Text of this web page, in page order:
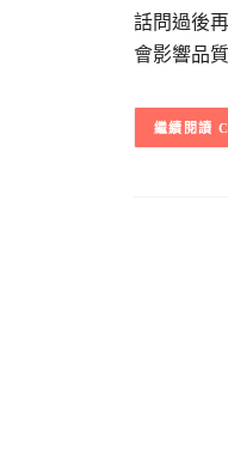
話問過後
會影響品